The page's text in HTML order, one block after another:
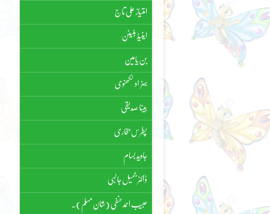
امتیاز علی تاج
اینیڈ بلیٹن
بن یامین
بہزاد لکھنوی
بینا صدیقی
پطرس بخاری
جاوید بسام
ڈاکٹر جمیل جالبی
حبیب احمد حنفی (شان مسلم)۔